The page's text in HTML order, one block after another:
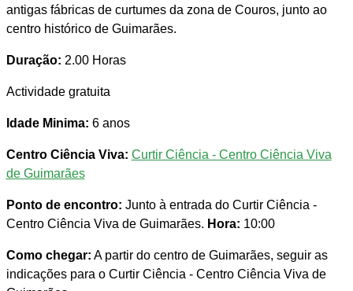
antigas fábricas de curtumes da zona de Couros, junto ao
centro histórico de Guimarães.
Duração: 2.00 Horas
Actividade gratuita
Idade Minima: 6 anos
Centro Ciência Viva: Curtir Ciência - Centro Ciência Viva
de Guimarães
Ponto de encontro: Junto à entrada do Curtir Ciência -
Centro Ciência Viva de Guimarães. Hora: 10:00
Como chegar: A partir do centro de Guimarães, seguir as
indicações para o Curtir Ciência - Centro Ciência Viva de